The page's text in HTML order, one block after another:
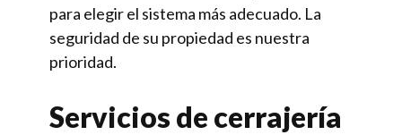
para elegir el sistema más adecuado. La
seguridad de su propiedad es nuestra
prioridad.
Servicios de cerrajería